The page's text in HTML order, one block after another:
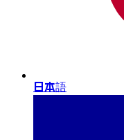
日本語